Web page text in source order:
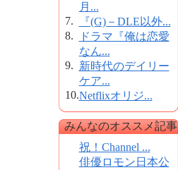
月...
7.
『(G)－DLE以外...
8.
ドラマ『俺は恋愛
なん...
9. 新時代のデイリー
ケア...
10.Netflixオリジ...
みんなのオススメ記事
祝！Channel ...
俳優ロモン日本公